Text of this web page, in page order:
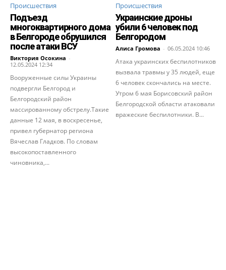
Происшествия
Подъезд
многоквартирного дома
в Белгороде обрушился
после атаки ВСУ
Виктория Осокина -
12.05.2024 12:34
Вооруженные силы Украины
подвергли Белгород и
Белгородский район
массированному обстрелу.Такие
данные 12 мая, в воскресенье,
привел губернатор региона
Вячеслав Гладков. По словам
высокопоставленного
чиновника,...
Происшествия
Украинские дроны
убили 6 человек под
Белгородом
Алиса Громова - 06.05.2024 10:46
Атака украинских беспилотников
вызвала травмы у 35 людей, еще
6 человек скончались на месте.
Утром 6 мая Борисовский район
Белгородской области атаковали
вражеские беспилотники. В...